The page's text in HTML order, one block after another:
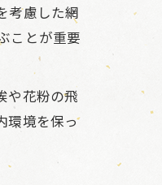
考慮した網
ことが重要
や花粉の飛
環境を保っ